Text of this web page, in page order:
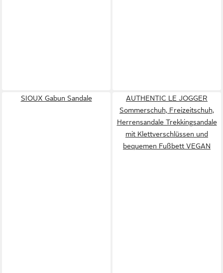
SIOUX Gabun Sandale
AUTHENTIC LE JOGGER
Sommerschuh, Freizeitschuh,
Herrensandale Trekkingsandale
mit Klettverschlüssen und
bequemen Fußbett VEGAN